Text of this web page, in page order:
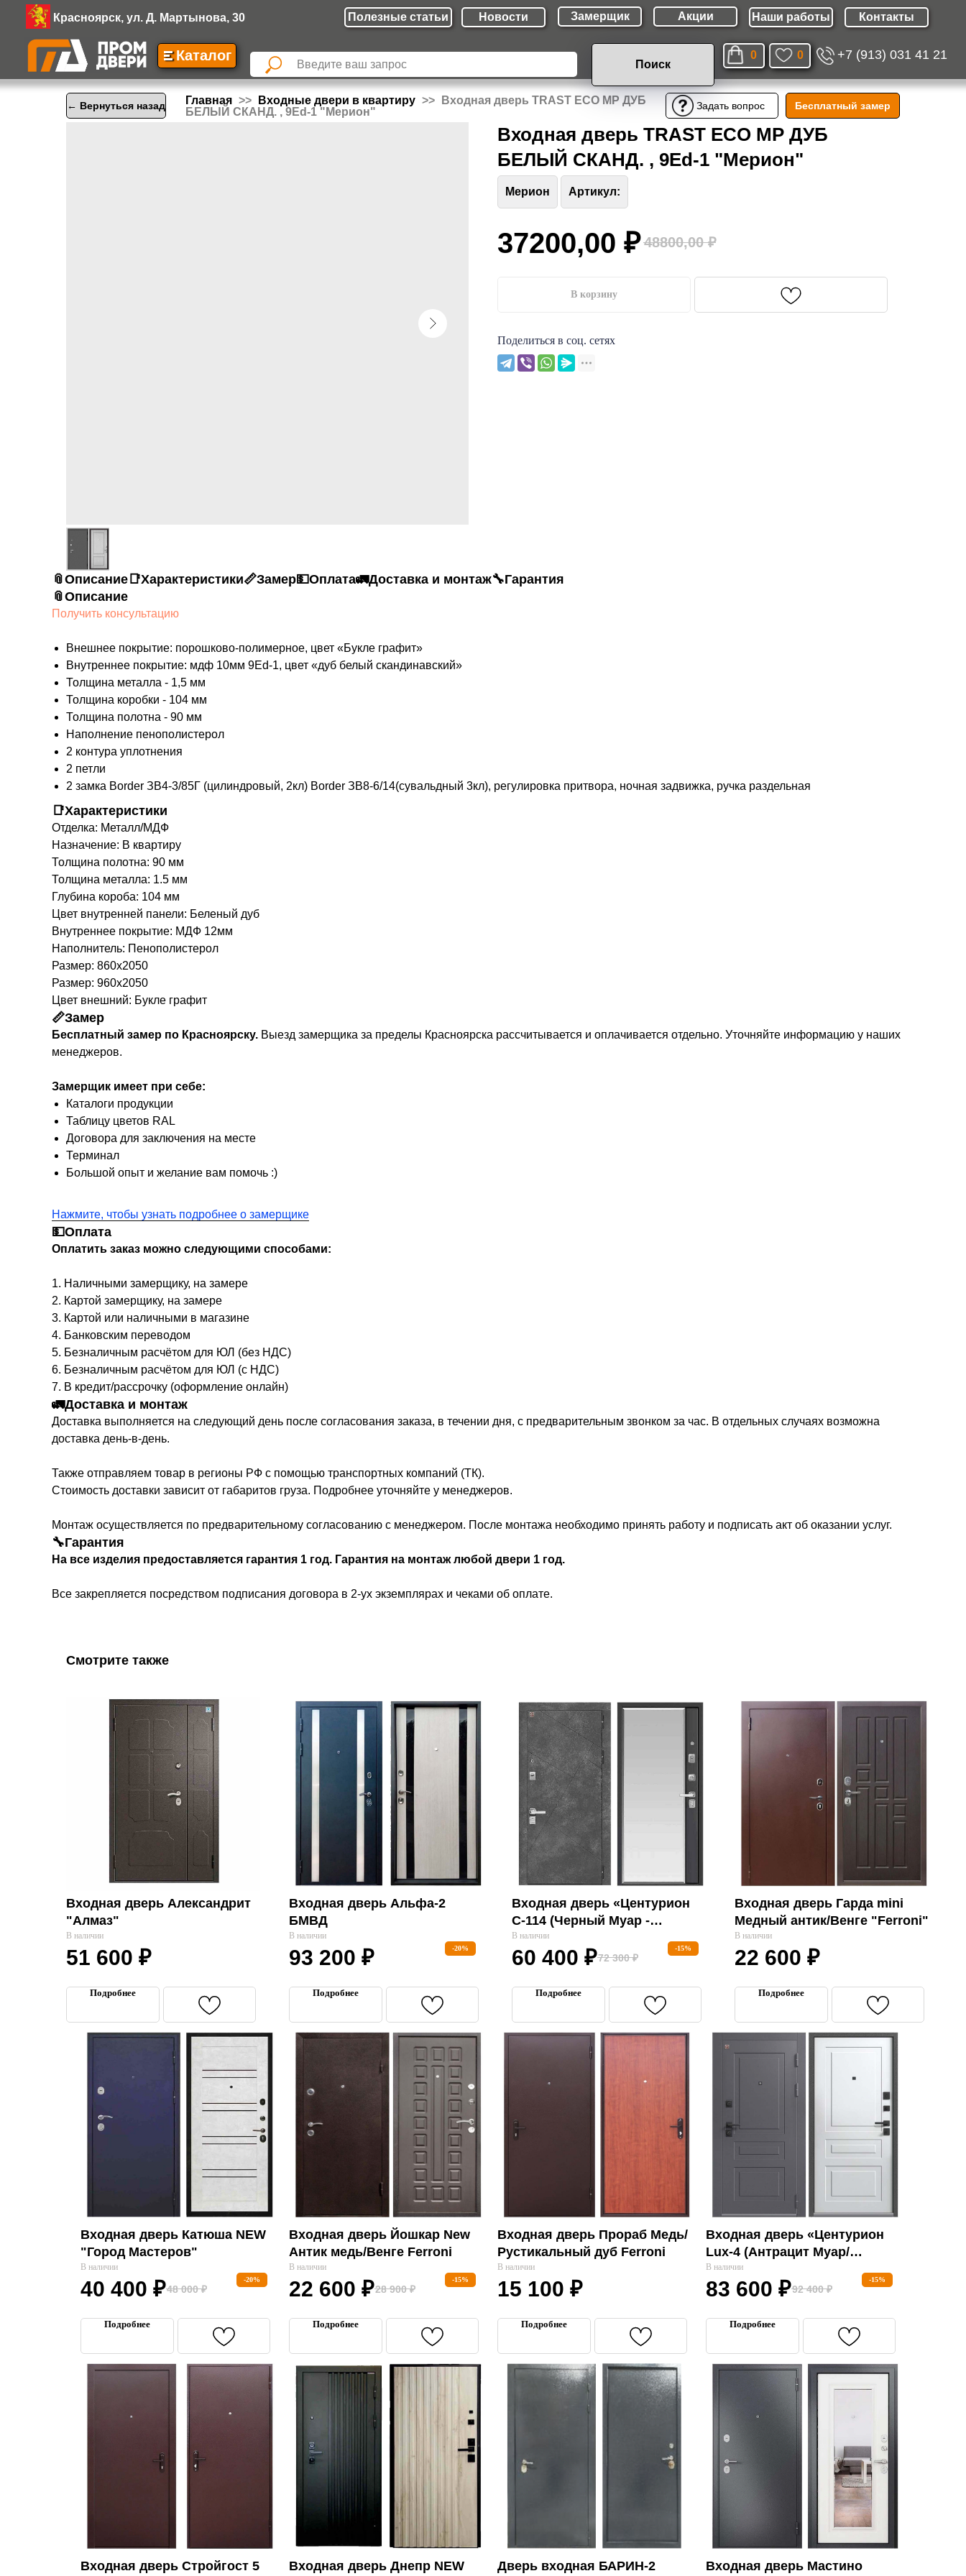
Новости Замерщик Акции Наши работы Контакты
Красноярск, ул. Д. Мартынова, 30 Полезные cтатьи
Поиск
0
Каталог 0 +7 (913) 031 41 21
Задать вопрос Бесплатный замер
← Вернуться назад Главная Входные двери в квартиру
Входная дверь TRAST ECO MP ДУБ
БЕЛЫЙ СКАНД. , 9Ed-1 "Мерион"
Входная дверь TRAST ECO MP ДУБ
БЕЛЫЙ СКАНД. , 9Ed-1 "Мерион"
Мерион Артикул:
37200,00 ₽ 48800,00 ₽
В корзину
Поделиться в соц. сетях
📎Описание 📑Характеристики📏Замер💵Оплата🚛Доставка и монтаж🔧Гарантия
📎Описание
Получить консультацию
Внешнее покрытие: порошково-полимерное, цвет «Букле графит»
Внутреннее покрытие: мдф 10мм 9Еd-1, цвет «дуб белый скандинавский»
Толщина металла - 1,5 мм
Толщина коробки - 104 мм
Толщина полотна - 90 мм
Наполнение пенополистерол
2 контура уплотнения
2 петли
2 замка Border ЗВ4-3/85Г (цилиндровый, 2кл) Border ЗВ8-6/14(сувальдный 3кл), регулировка притвора, ночная задвижка, ручка раздельная
📑Характеристики
Отделка: Металл/МДФ
Назначение: В квартиру
Толщина полотна: 90 мм
Толщина металла: 1.5 мм
Глубина короба: 104 мм
Цвет внутренней панели: Беленый дуб
Внутреннее покрытие: МДФ 12мм
Наполнитель: Пенополистерол
Размер: 860х2050
Размер: 960х2050
Цвет внешний: Букле графит
📏Замер
Бесплатный замер по Красноярску. Выезд замерщика за пределы Красноярска рассчитывается и оплачивается отдельно. Уточняйте информацию у наших
менеджеров.
Замерщик имеет при себе:
Каталоги продукции
Таблицу цветов RAL
Договора для заключения на месте
Терминал
Большой опыт и желание вам помочь :)
Нажмите, чтобы узнать подробнее о замерщике
💵Оплата
Оплатить заказ можно следующими способами:
1. Наличными замерщику, на замере
2. Картой замерщику, на замере
3. Картой или наличными в магазине
4. Банковским переводом
5. Безналичным расчётом для ЮЛ (без НДС)
6. Безналичным расчётом для ЮЛ (с НДС)
7. В кредит/рассрочку (оформление онлайн)
🚛Доставка и монтаж
Доставка выполняется на следующий день после согласования заказа, в течении дня, с предварительным звонком за час. В отдельных случаях возможна
доставка день-в-день.
Также отправляем товар в регионы РФ с помощью транспортных компаний (ТК).
Стоимость доставки зависит от габаритов груза. Подробнее уточняйте у менеджеров.
Монтаж осуществляется по предварительному согласованию с менеджером. После монтажа необходимо принять работу и подписать акт об оказании услуг.
🔧Гарантия
На все изделия предоставляется гарантия 1 год. Гарантия на монтаж любой двери 1 год.
Все закрепляется посредством подписания договора в 2-ух экземплярах и чеками об оплате.
Смотрите также
Входная дверь Александрит
"Алмаз"
В наличии
51 600 ₽
Подробнее
-20%
Входная дверь Альфа-2
БМВД
В наличии
93 200 ₽
Подробнее
-15%
Входная дверь «Центурион
С-114 (Черный Муар -
Базальт)»
В наличии
60 400 ₽72 300 ₽
Подробнее
Входная дверь Гарда mini
Медный антик/Венге "Ferroni"
В наличии
22 600 ₽
Подробнее
-20%
Входная дверь Катюша NEW
"Город Мастеров"
В наличии
40 400 ₽48 000 ₽
Подробнее
-15%
Входная дверь Йошкар New
Антик медь/Венге Ferroni
В наличии
22 600 ₽28 900 ₽
Подробнее
Входная дверь Прораб Медь/
Рустикальный дуб Ferroni
В наличии
15 100 ₽
Подробнее
-15%
Входная дверь «Центурион
Lux-4 (Антрацит Муар/
Кашемир Белый)»
В наличии
83 600 ₽92 400 ₽
Подробнее
Входная дверь Стройгост 5 Входная дверь Днепр NEW Дверь входная БАРИН-2 Входная дверь Мастино